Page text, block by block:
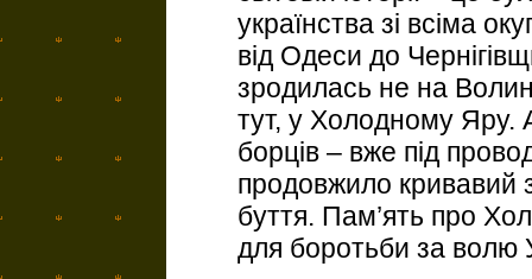
українства зі всіма
від Одеси до
зродилась не на
тут, у Холодному Яру.
борців – вже під
продовжило кривавий
буття. Пам’ять про
для боротьби за волю